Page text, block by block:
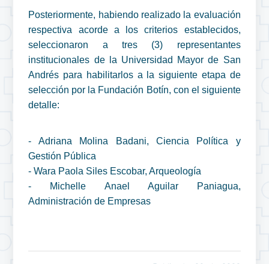
Posteriormente, habiendo realizado la evaluación
respectiva acorde a los criterios establecidos,
seleccionaron a tres (3) representantes
institucionales de la Universidad Mayor de San
Andrés para habilitarlos a la siguiente etapa de
selección por la Fundación Botín, con el siguiente
detalle:
- Adriana Molina Badani, Ciencia Política y
Gestión Pública
- Wara Paola Siles Escobar, Arqueología
- Michelle Anael Aguilar Paniagua,
Administración de Empresas